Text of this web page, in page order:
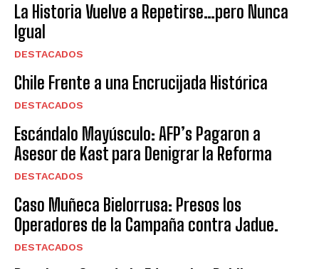
La Historia Vuelve a Repetirse…pero Nunca
Igual
DESTACADOS
Chile Frente a una Encrucijada Histórica
DESTACADOS
Escándalo Mayúsculo: AFP’s Pagaron a
Asesor de Kast para Denigrar la Reforma
DESTACADOS
Caso Muñeca Bielorrusa: Presos los
Operadores de la Campaña contra Jadue.
DESTACADOS